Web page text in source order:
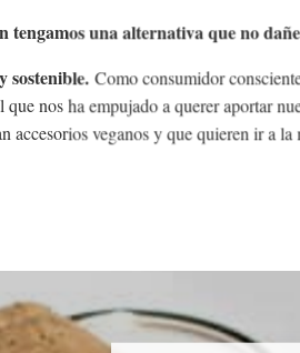
tengamos una alternativa que no
sostenible.Como consumidor
nos ha empujado a querer aportar
accesorios veganos y que quieren ir a